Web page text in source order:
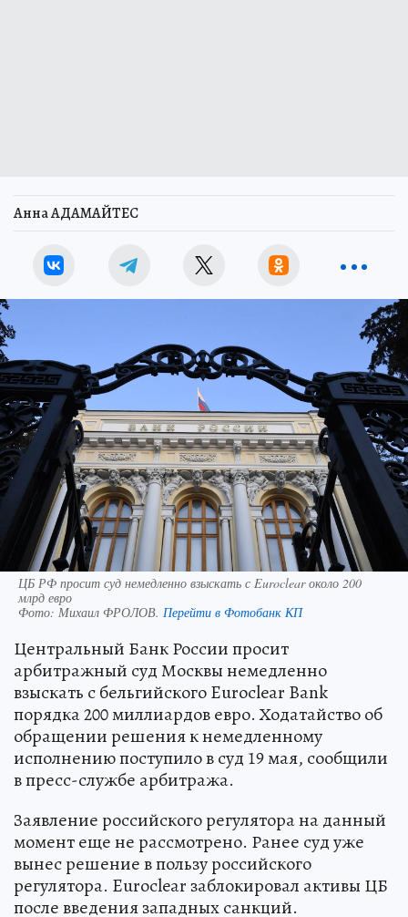
Анна АДАМАЙТЕС
ЦБ РФ просит суд немедленно взыскать с Euroclear около 200
млрд евро
Фото: Михаил ФРОЛОВ. Перейти в Фотобанк КП
Центральный Банк России просит
арбитражный суд Москвы немедленно
взыскать с бельгийского Euroclear Bank
порядка 200 миллиардов евро. Ходатайство об
обращении решения к немедленному
исполнению поступило в суд 19 мая, сообщили
в пресс-службе арбитража.
Заявление российского регулятора на данный
момент еще не рассмотрено. Ранее суд уже
вынес решение в пользу российского
регулятора. Euroclear заблокировал активы ЦБ
после введения западных санкций.